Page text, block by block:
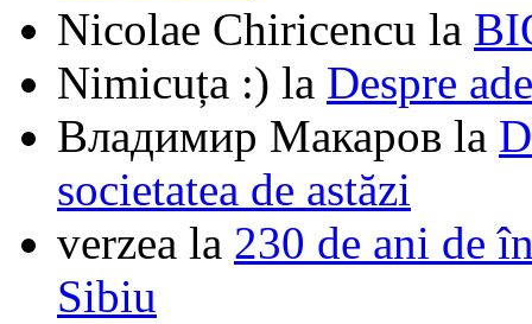
Nicolae Chiricencu la
Nimicuța :) la Despre
Владимир Макаров la
societatea de astăzi
verzea la 230 de ani de
Sibiu